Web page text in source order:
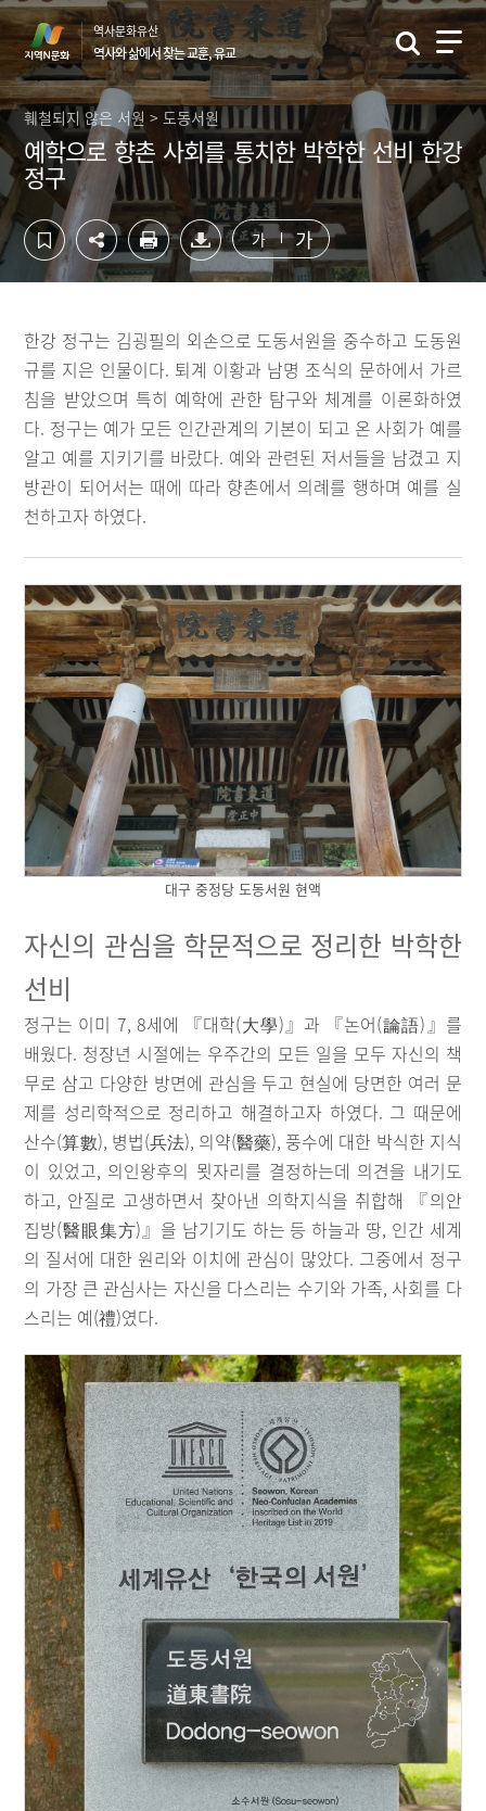
컨
텐
츠
영
역
바
로
가
기
하
단
영
역
바
로
가
기
역사문화유산
역사와 삶에서 찾는 교훈, 유교
훼철되지 않은 서원 > 도동서원
예학으로 향촌 사회를 통치한 박학한 선비 한강
정구
가 가
한강 정구는 김굉필의 외손으로 도동서원을 중수하고 도동원
규를 지은 인물이다. 퇴계 이황과 남명 조식의 문하에서 가르
침을 받았으며 특히 예학에 관한 탐구와 체계를 이론화하였
다. 정구는 예가 모든 인간관계의 기본이 되고 온 사회가 예를
알고 예를 지키기를 바랐다. 예와 관련된 저서들을 남겼고 지
방관이 되어서는 때에 따라 향촌에서 의례를 행하며 예를 실
천하고자 하였다.
대구 중정당 도동서원 현액
자신의 관심을 학문적으로 정리한 박학한
선비
정구는 이미 7, 8세에 『대학(大學)』과 『논어(論語)』를
배웠다. 청장년 시절에는 우주간의 모든 일을 모두 자신의 책
무로 삼고 다양한 방면에 관심을 두고 현실에 당면한 여러 문
제를 성리학적으로 정리하고 해결하고자 하였다. 그 때문에
산수(算數), 병법(兵法), 의약(醫藥), 풍수에 대한 박식한 지식
이 있었고, 의인왕후의 묏자리를 결정하는데 의견을 내기도
하고, 안질로 고생하면서 찾아낸 의학지식을 취합해 『의안
집방(醫眼集方)』을 남기기도 하는 등 하늘과 땅, 인간 세계
의 질서에 대한 원리와 이치에 관심이 많았다. 그중에서 정구
의 가장 큰 관심사는 자신을 다스리는 수기와 가족, 사회를 다
스리는 예(禮)였다.